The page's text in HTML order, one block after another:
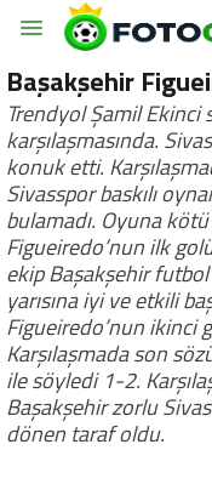
Başakşehir
Trendyol Şamil Ekinci
karşılaşmasında.
konuk etti.
Sivasspor baskılı
bulamadı. Oyuna
Figueiredo’nun ilk
ekip Başakşehir
yarısına iyi ve etkili
Figueiredo’nun ikinci
Karşılaşmada son
ile söyledi 1-2.
Başakşehir zorlu
dönen taraf oldu.